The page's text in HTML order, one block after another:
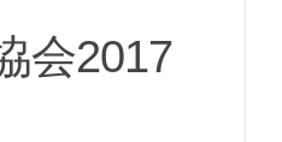
会2017